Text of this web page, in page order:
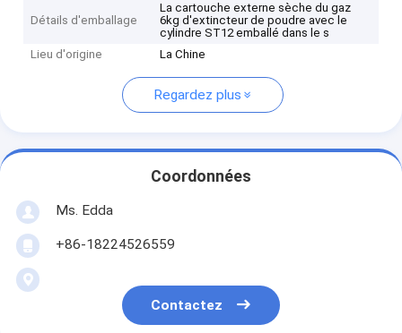
Détails d'emballage
La cartouche externe sèche du gaz
6kg d'extincteur de poudre avec le
cylindre ST12 emballé dans le s
Lieu d'origine
La Chine
Regardez plus
Coordonnées
Ms. Edda
+86-18224526559
Contactez